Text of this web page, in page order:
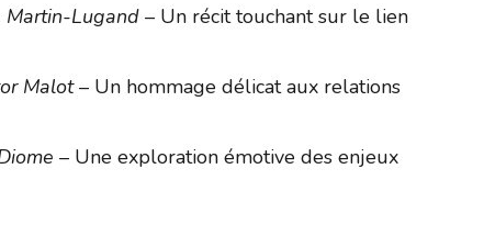
Martin-Lugand – Un récit touchant sur le lien
Malot– Un hommage délicat aux relations
– Une exploration émotive des enjeux